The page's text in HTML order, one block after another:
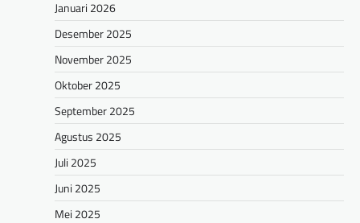
Januari 2026
Desember 2025
November 2025
Oktober 2025
September 2025
Agustus 2025
Juli 2025
Juni 2025
Mei 2025